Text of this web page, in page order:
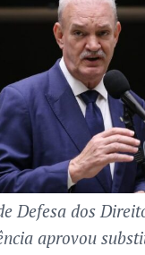
Defesa dos
aprovou